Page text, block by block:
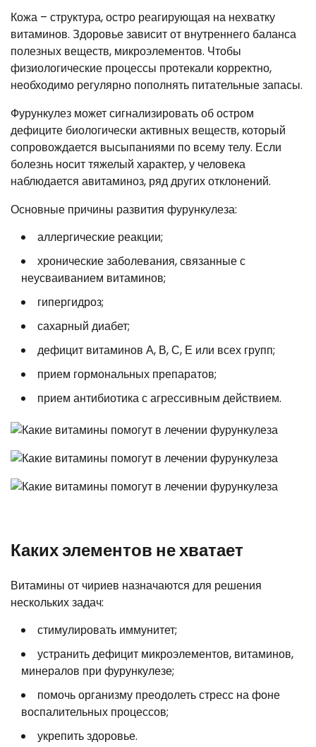
Кожа – структура, остро реагирующая на нехватку
витаминов. Здоровье зависит от внутреннего баланса
полезных веществ, микроэлементов. Чтобы
физиологические процессы протекали корректно,
необходимо регулярно пополнять питательные запасы.
Фурункулез может сигнализировать об остром
дефиците биологически активных веществ, который
сопровождается высыпаниями по всему телу. Если
болезнь носит тяжелый характер, у человека
наблюдается авитаминоз, ряд других отклонений.
Основные причины развития фурункулеза:
аллергические реакции;
хронические заболевания, связанные с
неусваиванием витаминов;
гипергидроз;
сахарный диабет;
дефицит витаминов А, В, С, Е или всех групп;
прием гормональных препаратов;
прием антибиотика с агрессивным действием.
Каких элементов не хватает
Витамины от чириев назначаются для решения
нескольких задач:
стимулировать иммунитет;
устранить дефицит микроэлементов, витаминов,
минералов при фурункулезе;
помочь организму преодолеть стресс на фоне
воспалительных процессов;
укрепить здоровье.